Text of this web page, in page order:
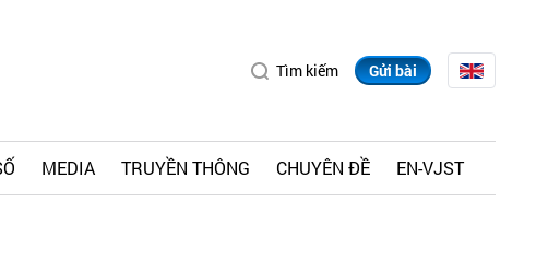
Tìm kiếm Gửi bài
MEDIA TRUYỀN THÔNG CHUYÊN ĐỀ EN-VJST